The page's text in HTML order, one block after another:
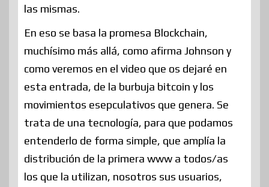
las mismas.
En eso se basa la promesa Blockchain,
muchísimo más allá, como afirma Johnson y
como veremos en el video que os dejaré en
esta entrada, de la burbuja bitcoin y los
movimientos esepculativos que genera. Se
trata de una tecnología, para que podamos
entenderlo de forma simple, que amplía la
distribución de la primera www a todos/as
los que la utilizan, nosotros sus usuarios,